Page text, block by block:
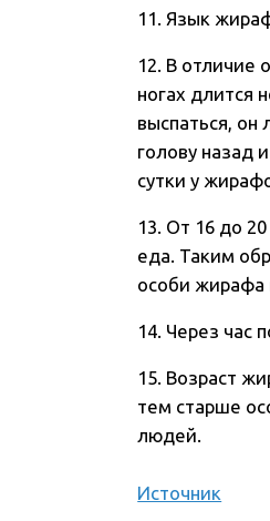
11. Язык
12. В отличие
ногах длится
выспаться,
голову назад
сутки у
13. От 16 до
еда. Таким
особи жирафа
14. Через час
15. Возраст
тем старше
людей.
Источник